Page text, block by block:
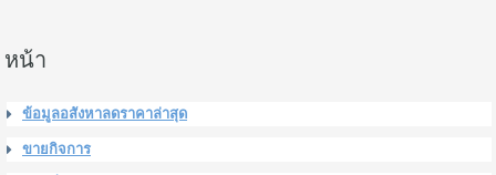
หน้า
ข้อมูลอสังหาลดราคาล่าสุด
ขายกิจการ